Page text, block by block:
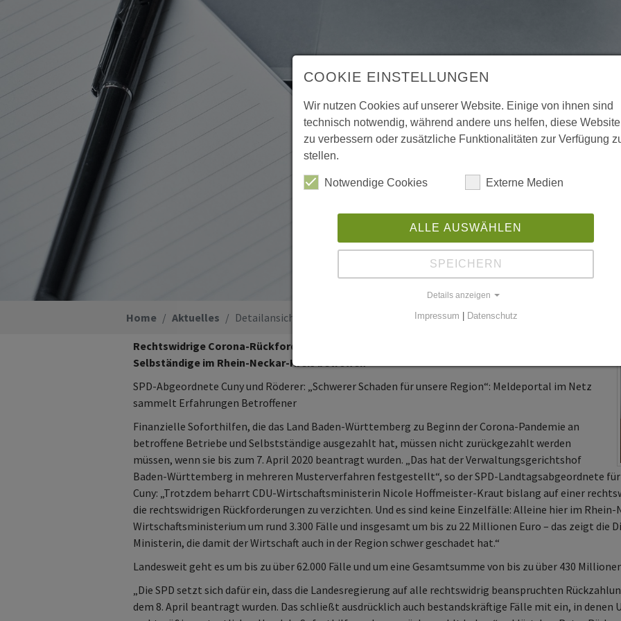
Home Aktuelles Detailansicht
Rechtswidrige Corona-Rückforderungen der Landesregierung: Allein 3.300 Unternehmen und
Selbständige im Rhein-Neckar-Kreis betroffen
SPD-Abgeordnete Cuny und Röderer: „Schwerer Schaden für unsere Region“: Meldeportal im Netz
sammelt Erfahrungen Betroffener
Finanzielle Soforthilfen, die das Land Baden-Württemberg zu Beginn der Corona-Pandemie an
betroffene Betriebe und Selbstständige ausgezahlt hat, müssen nicht zurückgezahlt werden
müssen, wenn sie bis zum 7. April 2020 beantragt wurden. „Das hat der Verwaltungsgerichtshof
Baden-Württemberg in mehreren Musterverfahren festgestellt“, so der SPD-Landtagsabgeordnete
Cuny: „Trotzdem beharrt CDU-Wirtschaftsministerin Nicole Hoffmeister-Kraut bislang auf einer
die rechtswidrigen Rückforderungen zu verzichten. Und es sind keine Einzelfälle: Alleine hier im
Wirtschaftsministerium um rund 3.300 Fälle und insgesamt um bis zu 22 Millionen Euro – das zeigt die
Ministerin, die damit der Wirtschaft auch in der Region schwer geschadet hat.“
Landesweit geht es um bis zu über 62.000 Fälle und um eine Gesamtsumme von bis zu über 430
„Die SPD setzt sich dafür ein, dass die Landesregierung auf alle rechtswidrig beanspruchten
dem 8. April beantragt wurden. Das schließt ausdrücklich auch bestandskräftige Fälle mit ein, in denen
COOKIE EINSTELLUNGEN
Wir nutzen Cookies auf unserer Website. Einige von ihnen sind
technisch notwendig, während andere uns helfen, diese Website
zu verbessern oder zusätzliche Funktionalitäten zur Verfügung
stellen.
Notwendige Cookies Externe Medien
ALLE AUSWÄHLEN
SPEICHERN
Details anzeigen
Impressum | Datenschutz